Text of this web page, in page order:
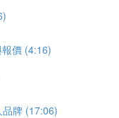
價 (4:16)
牌 (17:06)